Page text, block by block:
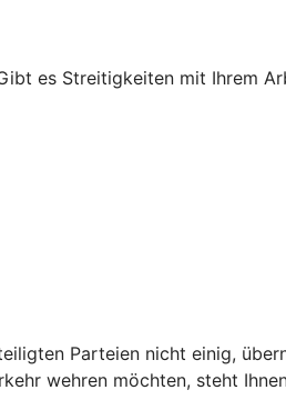
es Streitigkeiten mit Ihrem
Parteien nicht einig,
wehren möchten, steht